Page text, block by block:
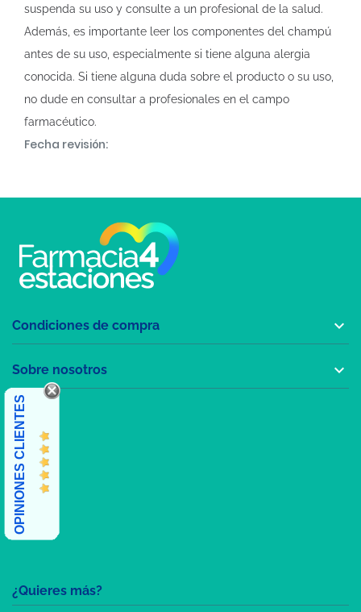
suspenda su uso y consulte a un profesional de la salud.
Además, es importante leer los componentes del champú
antes de su uso, especialmente si tiene alguna alergia
conocida. Si tiene alguna duda sobre el producto o su uso,
no dude en consultar a profesionales en el campo
farmacéutico.
Fecha revisión:
¿Quieres más?
Condiciones de compra 
Sobre nosotros 
OPINIONES CLIENTES